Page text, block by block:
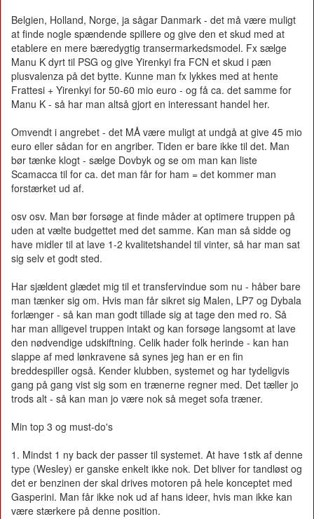
Belgien, Holland, Norge, ja sågar Danmark - det må være muligt
at finde nogle spændende spillere og give den et skud med at
etablere en mere bæredygtig transermarkedsmodel. Fx sælge
Manu K dyrt til PSG og give Yirenkyi fra FCN et skud i pæn
plusvalenza på det bytte. Kunne man fx lykkes med at hente
Frattesi + Yirenkyi for 50-60 mio euro - og få ca. det samme for
Manu K - så har man altså gjort en interessant handel her.
Omvendt i angrebet - det MÅ være muligt at undgå at give 45 mio
euro eller sådan for en angriber. Tiden er bare ikke til det. Man
bør tænke klogt - sælge Dovbyk og se om man kan liste
Scamacca til for ca. det man får for ham = det kommer man
forstærket ud af.
osv osv. Man bør forsøge at finde måder at optimere truppen på
uden at vælte budgettet med det samme. Kan man så sidde og
have midler til at lave 1-2 kvalitetshandel til vinter, så har man sat
sig selv et godt sted.
Har sjældent glædet mig til et transfervindue som nu - håber bare
man tænker sig om. Hvis man får sikret sig Malen, LP7 og Dybala
forlænger - så kan man godt tillade sig at tage den med ro. Så
har man alligevel truppen intakt og kan forsøge langsomt at lave
den nødvendige udskiftning. Celik hader folk herinde - kan han
slappe af med lønkravene så synes jeg han er en fin
breddespiller også. Kender klubben, systemet og har tydeligvis
gang på gang vist sig som en trænerne regner med. Det tæller jo
trods alt - så kan man jo være nok så meget sofa træner.
Min top 3 og must-do's
1. Mindst 1 ny back der passer til systemet. At have 1stk af denne
type (Wesley) er ganske enkelt ikke nok. Det bliver for tandløst og
det er benzinen der skal drives motoren på hele konceptet med
Gasperini. Man får ikke nok ud af hans ideer, hvis man ikke kan
være stærkere på denne position.